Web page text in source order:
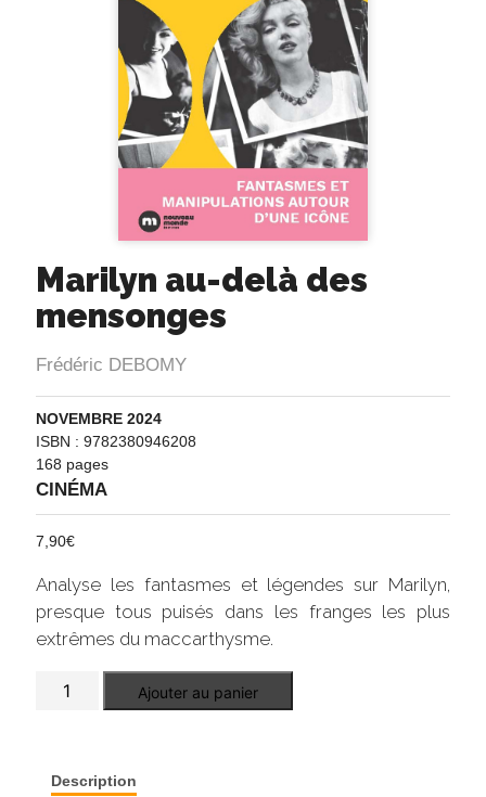
Marilyn au-delà des
mensonges
Frédéric DEBOMY
NOVEMBRE 2024
ISBN : 9782380946208
168 pages
CINÉMA
7,90€
Analyse les fantasmes et légendes sur Marilyn,
presque tous puisés dans les franges les plus
extrêmes du maccarthysme.
mensonges
Ajouter au panier
Description